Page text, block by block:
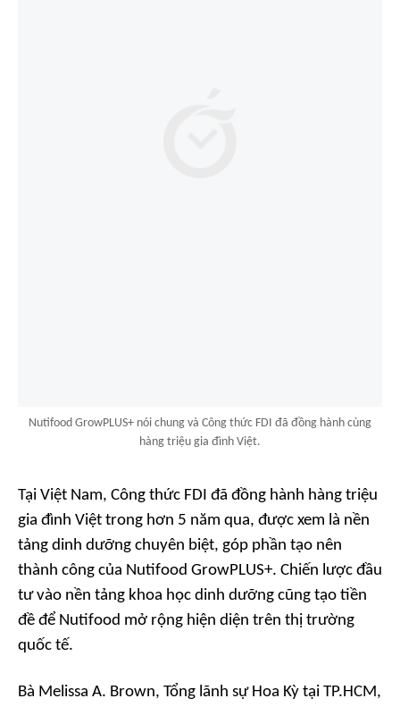
Nutifood GrowPLUS+ nói chung và Công thức FDI đã đồng hành cùng
hàng triệu gia đình Việt.
Tại Việt Nam, Công thức FDI đã đồng hành hàng triệu
gia đình Việt trong hơn 5 năm qua, được xem là nền
tảng dinh dưỡng chuyên biệt, góp phần tạo nên
thành công của Nutifood GrowPLUS+. Chiến lược đầu
tư vào nền tảng khoa học dinh dưỡng cũng tạo tiền
đề để Nutifood mở rộng hiện diện trên thị trường
quốc tế.
Bà Melissa A. Brown, Tổng lãnh sự Hoa Kỳ tại TP.HCM,